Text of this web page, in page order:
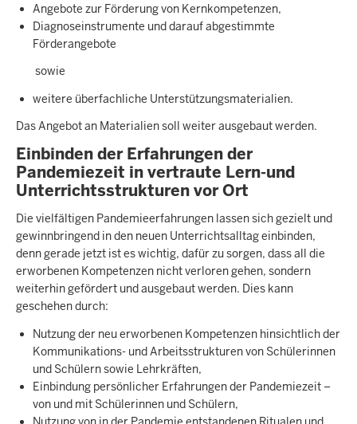
Angebote zur Förderung von Kernkompetenzen,
Diagnoseinstrumente und darauf abgestimmte
Förderangebote
sowie
weitere überfachliche Unterstützungsmaterialien.
Das Angebot an Materialien soll weiter ausgebaut werden.
Einbinden der Erfahrungen der
Pandemiezeit in vertraute Lern-und
Unterrichtsstrukturen vor Ort
Die vielfältigen Pandemieerfahrungen lassen sich gezielt und
gewinnbringend in den neuen Unterrichtsalltag einbinden,
denn gerade jetzt ist es wichtig, dafür zu sorgen, dass all die
erworbenen Kompetenzen nicht verloren gehen, sondern
weiterhin gefördert und ausgebaut werden. Dies kann
geschehen durch:
Nutzung der neu erworbenen Kompetenzen hinsichtlich der
Kommunikations- und Arbeitsstrukturen von Schülerinnen
und Schülern sowie Lehrkräften,
Einbindung persönlicher Erfahrungen der Pandemiezeit –
von und mit Schülerinnen und Schülern,